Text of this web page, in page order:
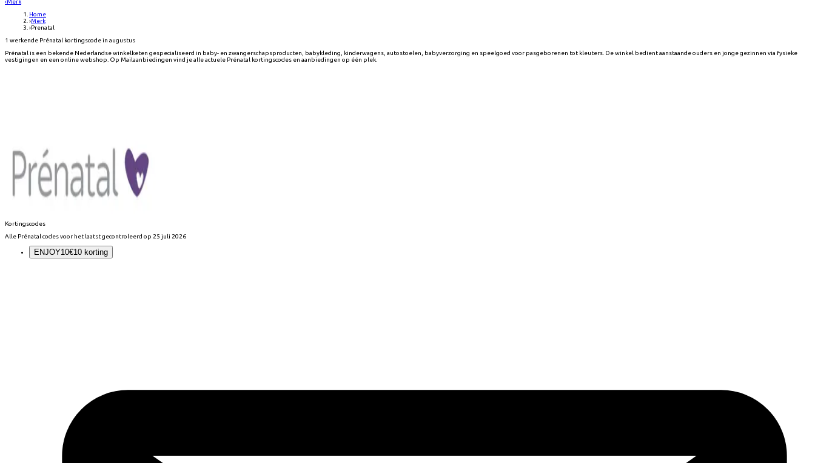
‹Merk
Home
›Merk
›Prenatal
1 werkende Prénatal kortingscode in augustus
Prénatal is een bekende Nederlandse winkelketen gespecialiseerd in baby- en zwangerschapsproducten, babykleding, kinderwagens, autostoelen, babyverzorging en speelgoed voor pasgeborenen tot kleuters. De winkel bedient aanstaande ouders en jonge gezinnen via fysieke
vestigingen en een online webshop. Op Mailaanbiedingen vind je alle actuele Prénatal kortingscodes en aanbiedingen op één plek.
Kortingscodes
Alle Prénatalcodes voor het laatst gecontroleerd op 25 juli 2026
ENJOY10€10 korting